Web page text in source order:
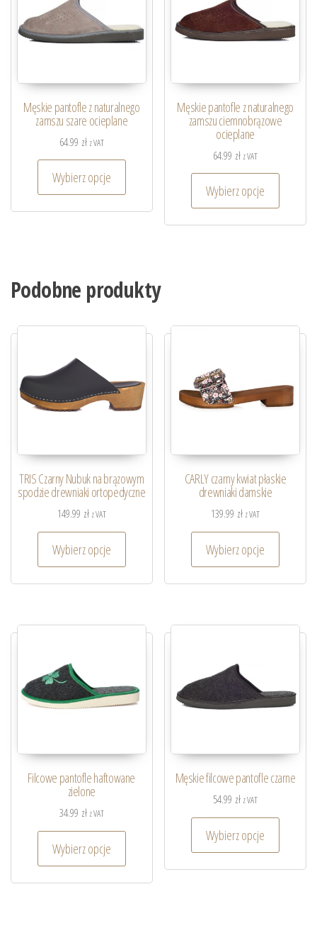
Męskie pantofle z naturalnego
zamszu szare ocieplane
64.99 zł z VAT
Wybierz opcje
Męskie pantofle z naturalnego
zamszu ciemnobrązowe
ocieplane
64.99 zł z VAT
Wybierz opcje
Podobne produkty
TRIS Czarny Nubuk na brązowym
spodzie drewniaki ortopedyczne
149.99 zł z VAT
Wybierz opcje
CARLY czarny kwiat płaskie
drewniaki damskie
139.99 zł z VAT
Wybierz opcje
Filcowe pantofle haftowane
zielone
34.99 zł z VAT
Wybierz opcje
Męskie filcowe pantofle czarne
54.99 zł z VAT
Wybierz opcje